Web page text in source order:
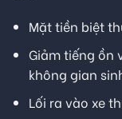
Mặt tiền biệt
Giảm tiếng ồn
không gian
Lối ra vào xe